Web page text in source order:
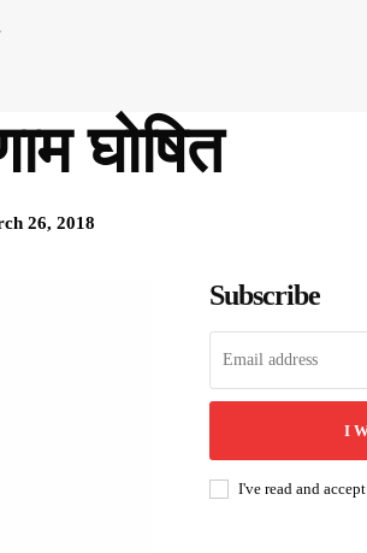
घोषित
26, 2018
Subscribe
I
I've read and